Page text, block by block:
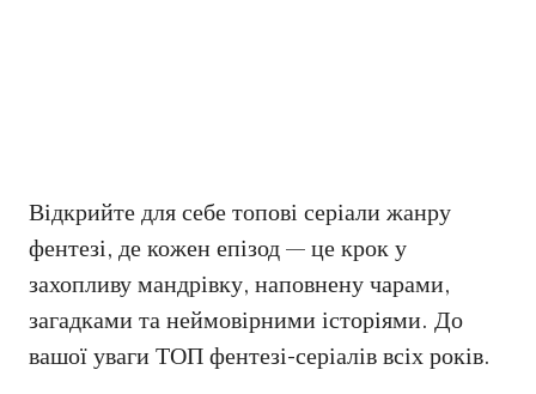
Відкрийте для себе топові серіали жанру
фентезі, де кожен епізод — це крок у
захопливу мандрівку, наповнену чарами,
загадками та неймовірними історіями. До
вашої уваги ТОП фентезі-серіалів всіх років.